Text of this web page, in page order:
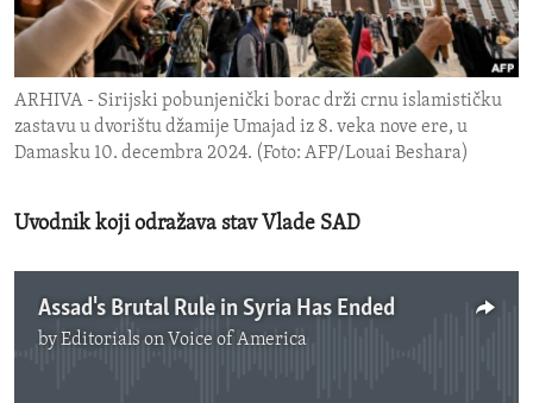
ENVIRONMENT AND HEALTH
IDEALS AND INSTITUTIONS
ARHIVA - Sirijski pobunjenički borac drži crnu islamističku
zastavu u dvorištu džamije Umajad iz 8. veka nove ere, u
Damasku 10. decembra 2024. (Foto: AFP/Louai Beshara)
Uvodnik koji odražava stav Vlade SAD
Assad's Brutal Rule in Syria Has Ended
byEditorials on Voice of America